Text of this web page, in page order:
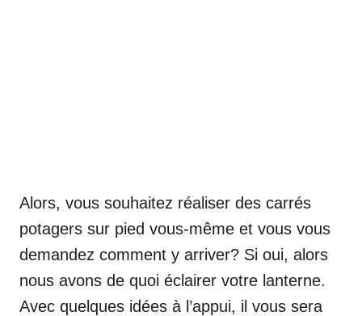
Alors, vous souhaitez réaliser des carrés
potagers sur pied vous-même et vous vous
demandez comment y arriver? Si oui, alors
nous avons de quoi éclairer votre lanterne.
Avec quelques idées à l’appui, il vous sera